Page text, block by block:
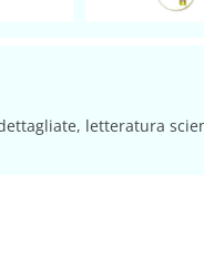
letteratura